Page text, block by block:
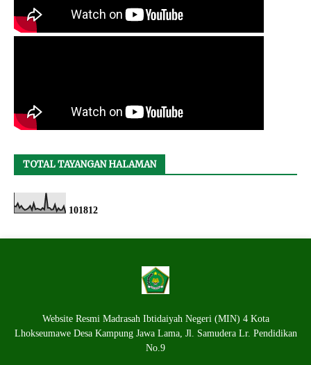
TOTAL TAYANGAN HALAMAN
101812
Website Resmi Madrasah Ibtidaiyah Negeri (MIN) 4 Kota
Lhokseumawe Desa Kampung Jawa Lama, Jl. Samudera Lr. Pendidikan
No.9